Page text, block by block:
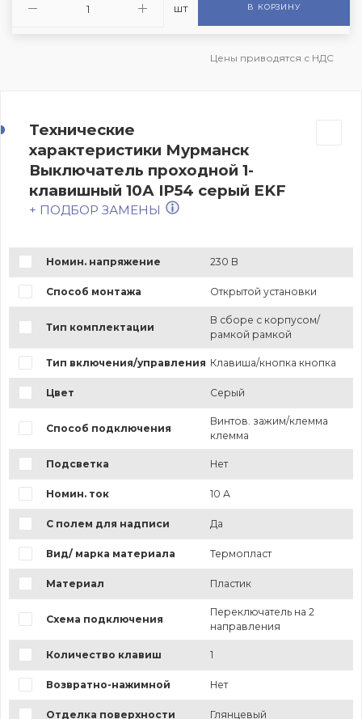
шт В КОРЗИНУ
Цены приводятся с НДС
Технические
характеристики Мурманск
Выключатель проходной 1-
клавишный 10А IP54 серый EKF
+ ПОДБОР ЗАМЕНЫ
Номин. напряжение 230 В
Способ монтажа Открытой установки
Тип комплектации
В сборе с корпусом/
рамкой рамкой
Тип включения/управления Клавиша/кнопка кнопка
Цвет Серый
Способ подключения
Винтов. зажим/клемма
клемма
Подсветка Нет
Номин. ток 10 А
С полем для надписи Да
Вид/ марка материала Термопласт
Материал Пластик
Схема подключения
Переключатель на 2
направления
Количество клавиш 1
Возвратно-нажимной Нет
Отделка поверхности Глянцевый